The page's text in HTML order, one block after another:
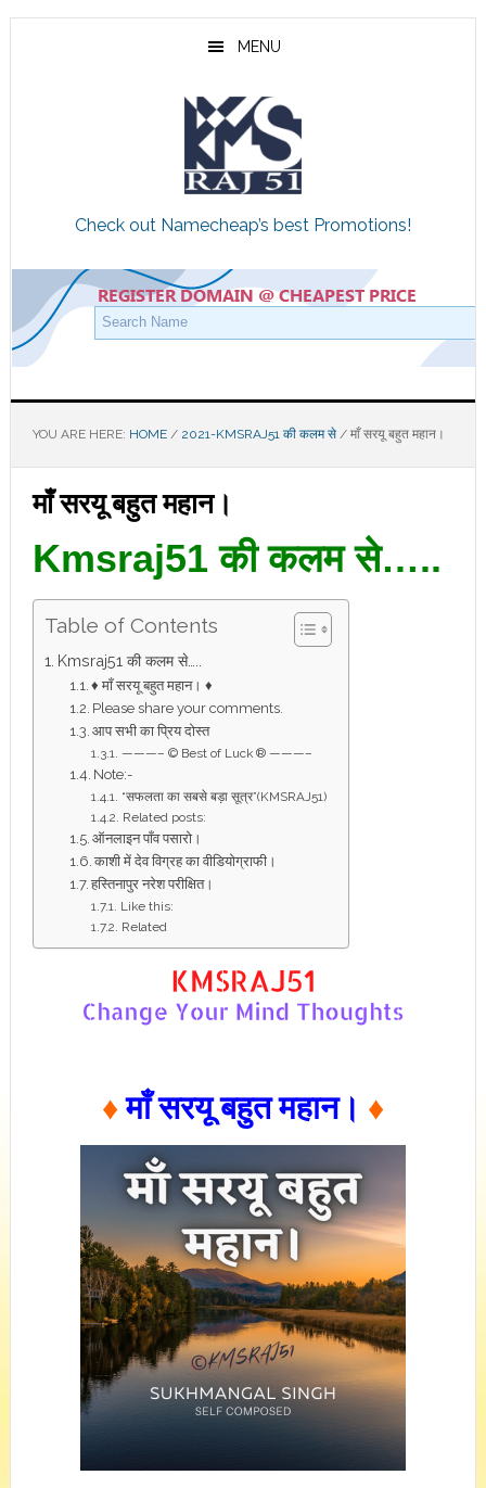
Skip
Skip
Skip
MENU
Check out Namecheap’s best Promotions!
YOU ARE HERE: HOME / 2021-KMSRAJ51 की कलम से /माँ सरयू बहुत महान।
माँ सरयू बहुत महान।
Kmsraj51 की कलम से…..
Table of Contents
Kmsraj51 की कलम से…..
♦ माँ सरयू बहुत महान। ♦
Please share your comments.
आप सभी का प्रिय दोस्त
———– © Best of Luck ® ———–
Note:-
“सफलता का सबसे बड़ा सूत्र”(KMSRAJ51)
Related posts:
ऑनलाइन पाँव पसारो।
काशी में देव विग्रह का वीडियोग्राफी।
हस्तिनापुर नरेश परीक्षित।
Like this:
Related
♦ माँ सरयू बहुत महान। ♦